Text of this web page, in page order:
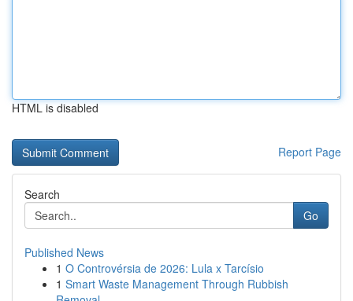
HTML is disabled
Report Page
Search
Go
Published News
1 O Controvérsia de 2026: Lula x Tarcísio
1 Smart Waste Management Through Rubbish